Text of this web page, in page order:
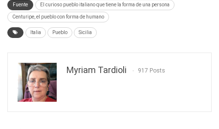
Fuente El curioso pueblo italiano que tiene la forma de una persona
Centuripe, el pueblo con forma de humano
Italia Pueblo Sicilia
Myriam Tardioli 917 Posts